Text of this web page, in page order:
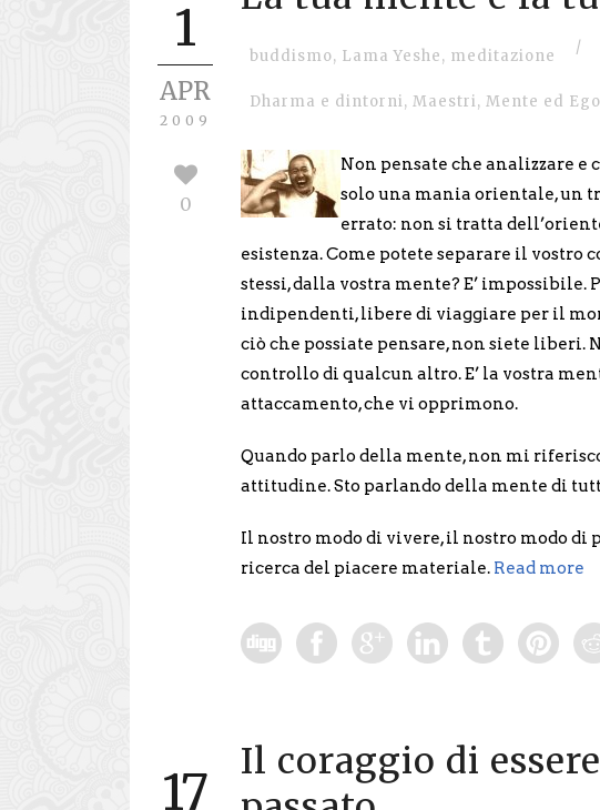
1
APR
2009
0
buddismo, Lama Yeshe, meditazione /
Dharma e dintorni, Maestri, Mente ed Ego
Non pensate che analizzare e
solo una mania orientale, un
errato: non si tratta
esistenza. Come potete separare il vostro
stessi, dalla vostra mente? E’ impossibile.
indipendenti, libere di viaggiare per il
ciò che possiate pensare, non siete liberi.
controllo di qualcun altro. E’ la vostra
attaccamento, che vi opprimono.
Quando parlo della mente, non mi
attitudine. Sto parlando della mente di
Il nostro modo di vivere, il nostro modo di
ricerca del piacere materiale. Read more
17
Il coraggio di